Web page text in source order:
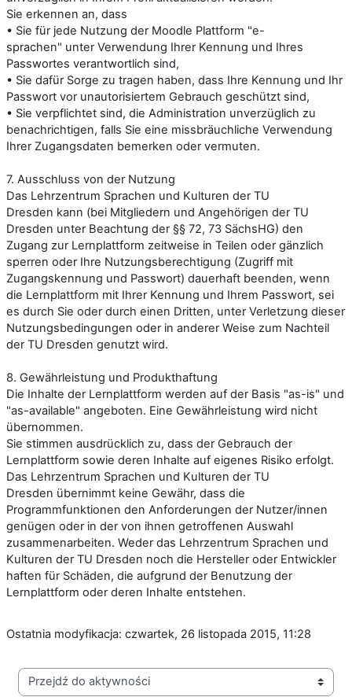
Sie erkennen an, dass
• Sie für jede Nutzung der Moodle Plattform "e-
sprachen" unter Verwendung Ihrer Kennung und Ihres
Passwortes verantwortlich sind,
• Sie dafür Sorge zu tragen haben, dass Ihre Kennung und Ihr
Passwort vor unautorisiertem Gebrauch geschützt sind,
• Sie verpflichtet sind, die Administration unverzüglich zu
benachrichtigen, falls Sie eine missbräuchliche Verwendung
Ihrer Zugangsdaten bemerken oder vermuten.
7. Ausschluss von der Nutzung
Das Lehrzentrum Sprachen und Kulturen der TU
Dresden kann (bei Mitgliedern und Angehörigen der TU
Dresden unter Beachtung der §§ 72, 73 SächsHG) den
Zugang zur Lernplattform zeitweise in Teilen oder gänzlich
sperren oder Ihre Nutzungsberechtigung (Zugriff mit
Zugangskennung und Passwort) dauerhaft beenden, wenn
die Lernplattform mit Ihrer Kennung und Ihrem Passwort, sei
es durch Sie oder durch einen Dritten, unter Verletzung dieser
Nutzungsbedingungen oder in anderer Weise zum Nachteil
der TU Dresden genutzt wird.
8. Gewährleistung und Produkthaftung
Die Inhalte der Lernplattform werden auf der Basis "as-is" und
"as-available" angeboten. Eine Gewährleistung wird nicht
übernommen.
Sie stimmen ausdrücklich zu, dass der Gebrauch der
Lernplattform sowie deren Inhalte auf eigenes Risiko erfolgt.
Das Lehrzentrum Sprachen und Kulturen der TU
Dresden übernimmt keine Gewähr, dass die
Programmfunktionen den Anforderungen der Nutzer/innen
genügen oder in der von ihnen getroffenen Auswahl
zusammenarbeiten. Wederdas Lehrzentrum Sprachen und
Kulturen der TU Dresden noch die Hersteller oder Entwickler
haften für Schäden, die aufgrund der Benutzung der
Lernplattform oder deren Inhalte entstehen.
Ostatnia modyfikacja: czwartek, 26 listopada 2015, 11:28
Przejdź do aktywności